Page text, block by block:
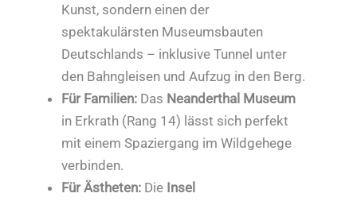
Kunst, sondern einen der
spektakulärsten Museumsbauten
Deutschlands – inklusive Tunnel unter
den Bahngleisen und Aufzug in den Berg.
Für Familien: Das Neanderthal Museum
in Erkrath (Rang 14) lässt sich perfekt
mit einem Spaziergang im Wildgehege
verbinden.
Für Ästheten: Die Insel